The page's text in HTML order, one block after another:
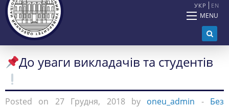
УКР EN
MENU
До уваги викладачів та студентів
Posted on 27 Грудня, 2018 by oneu_admin - Без